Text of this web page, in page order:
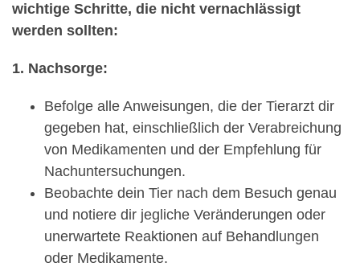
wichtige Schritte, die nicht vernachlässigt
werden sollten:
1. Nachsorge:
Befolge alle Anweisungen, die der Tierarzt dir
gegeben hat, einschließlich der Verabreichung
von Medikamenten und der Empfehlung für
Nachuntersuchungen.
Beobachte dein Tier nach dem Besuch genau
und notiere dir jegliche Veränderungen oder
unerwartete Reaktionen auf Behandlungen
oder Medikamente.